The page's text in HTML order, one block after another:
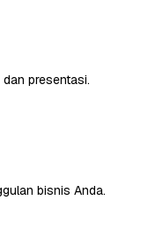
presentasi.
bisnis Anda.